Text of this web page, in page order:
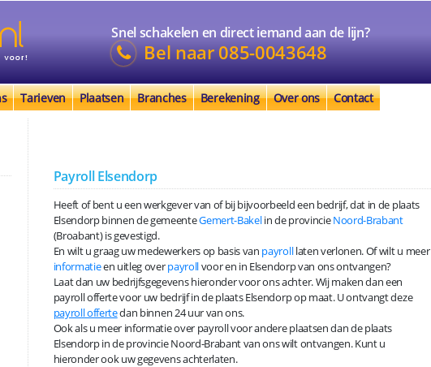
Snel schakelen en direct iemand aan de lijn?
Bel naar085-0043648
Tarieven Plaatsen Branches Berekening Over ons Contact
Payroll Elsendorp
Heeft of bent u een werkgever van of bij bijvoorbeeld een bedrijf, dat in de plaats
Elsendorp binnen de gemeenteGemert-Bakelin de provincieNoord-Brabant
(Broabant) is gevestigd.
En wilt u graag uw medewerkers op basis van payrolllaten verlonen. Of wilt u meer
informatieen uitleg overpayrollvoor en in Elsendorp van ons ontvangen?
Laat dan uw bedrijfsgegevens hieronder voor ons achter. Wij maken dan een
payroll offerte voor uw bedrijf in de plaats Elsendorp op maat. U ontvangt deze
payroll offertedan binnen 24 uur van ons.
Ook als u meer informatie over payroll voor andere plaatsen dan de plaats
Elsendorp in de provincie Noord-Brabant van ons wilt ontvangen. Kunt u
hieronder ook uw gegevens achterlaten.